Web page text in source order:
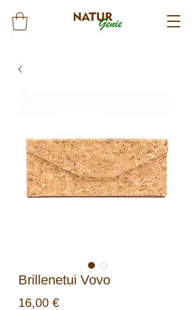
Brillenetui Vovo
16,00 €Preis